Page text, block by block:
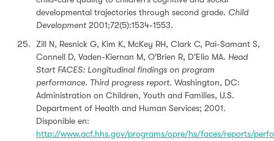
developmental trajectories through second grade. Child
Development 2001;72(5):1534-1553.
Zill N, Resnick G, Kim K, McKey RH, Clark C, Pai-Samant S,
Connell D, Vaden-Kiernan M, O'Brien R, D'Elio MA. Head
Start FACES: Longitudinal findings on program
performance. Third progress report. Washington, DC:
Administration on Children, Youth and Families, U.S.
Department of Health and Human Services; 2001.
Disponible en:
http://www.acf.hhs.gov/programs/opre/hs/faces/reports/